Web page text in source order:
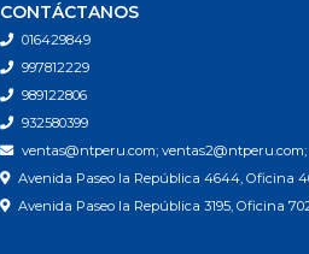
CONTÁCTANOS
016429849
997812229
989122806
932580399
ventas@ntperu.com;
Avenida Paseo la República 4644, Oficina
Avenida Paseo la República 3195, Oficina